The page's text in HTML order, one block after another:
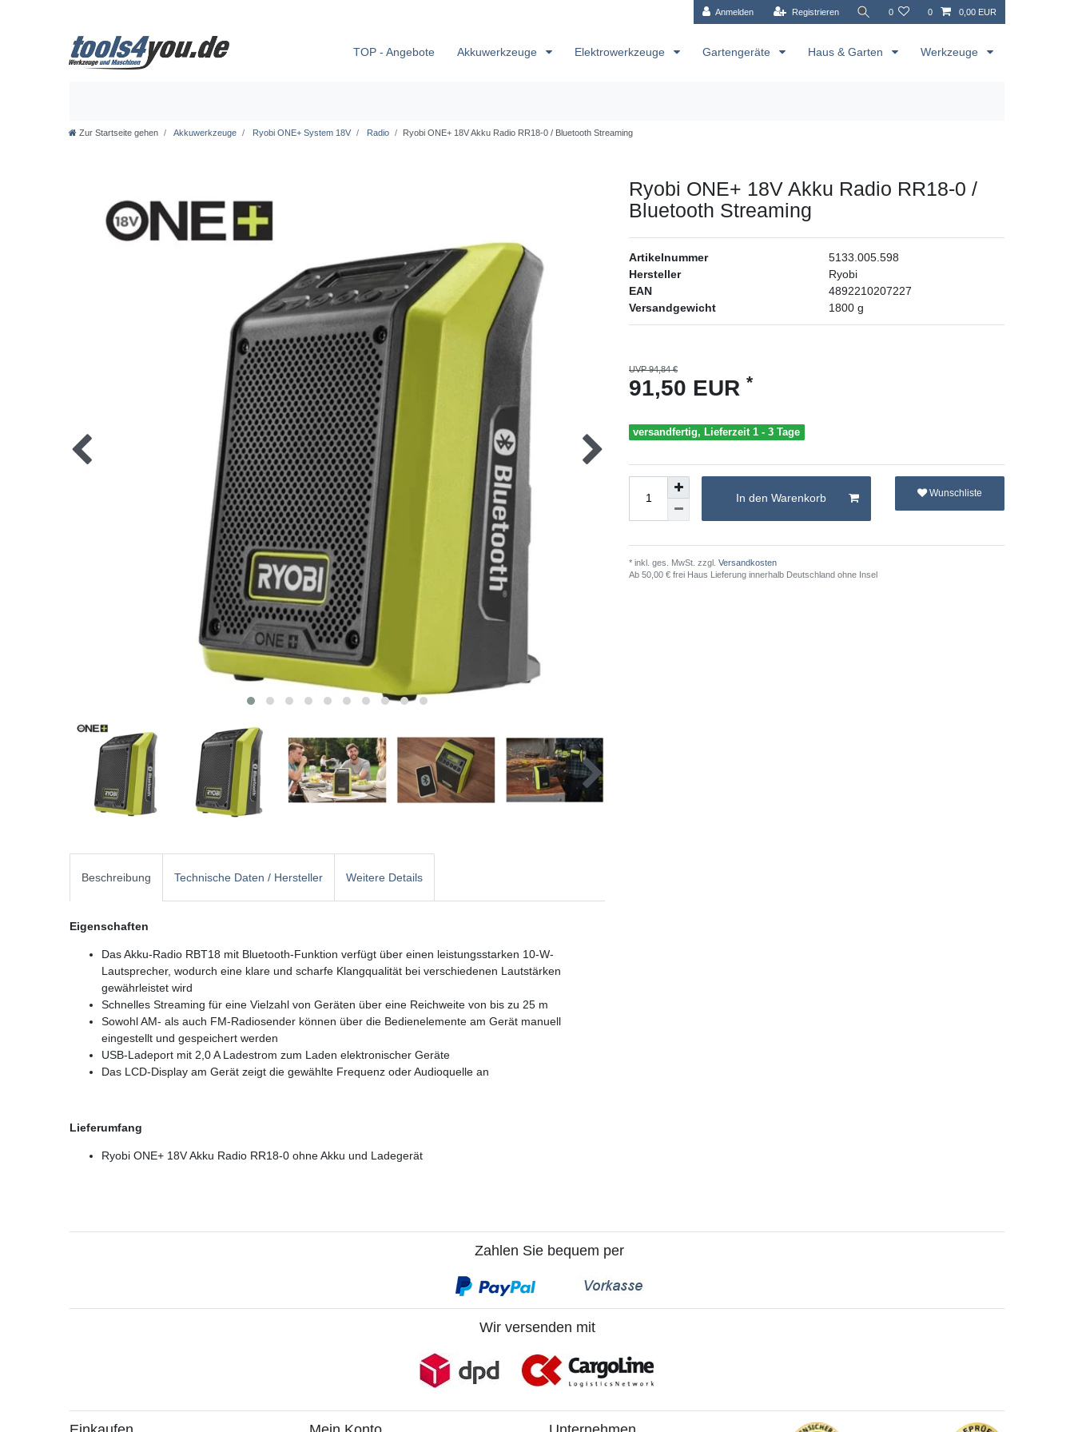
Anmelden Registrieren 0 0 0,00 EUR
TOP - Angebote Akkuwerkzeuge Elektrowerkzeuge Gartengeräte Haus & Garten Werkzeuge
Zur Startseite gehen Akkuwerkzeuge Ryobi ONE+ System 18V Radio Ryobi ONE+ 18V Akku Radio RR18-0 / Bluetooth Streaming
Beschreibung Technische Daten / Hersteller Weitere Details
Eigenschaften
Das Akku-Radio RBT18 mit Bluetooth-Funktion verfügt über einen leistungsstarken 10-W-
Lautsprecher, wodurch eine klare und scharfe Klangqualität bei verschiedenen Lautstärken
gewährleistet wird
Schnelles Streaming für eine Vielzahl von Geräten über eine Reichweite von bis zu 25 m
Sowohl AM- als auch FM-Radiosender können über die Bedienelemente am Gerät manuell
eingestellt und gespeichert werden
USB-Ladeport mit 2,0 A Ladestrom zum Laden elektronischer Geräte
Das LCD-Display am Gerät zeigt die gewählte Frequenz oder Audioquelle an
Lieferumfang
Ryobi ONE+ 18V Akku Radio RR18-0 ohne Akku und Ladegerät
Ryobi ONE+ 18V Akku Radio RR18-0 /
Bluetooth Streaming
Artikelnummer
5133.005.598
Hersteller
Ryobi
EAN
4892210207227
Versandgewicht
1800 g
UVP 94,84 €
91,50 EUR *
versandfertig, Lieferzeit 1 - 3 Tage
In den Warenkorb Wunschliste
* inkl. ges. MwSt. zzgl. Versandkosten
Ab 50,00 € frei Haus Lieferung innerhalb Deutschland ohne Insel
Zahlen Sie bequem per
Wir versenden mit